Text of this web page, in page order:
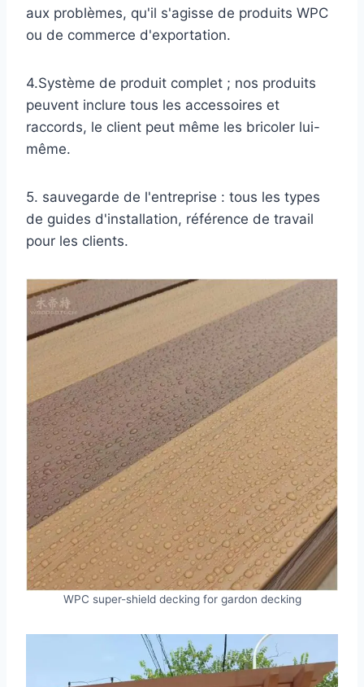
aux problèmes, qu'il s'agisse de produits WPC
ou de commerce d'exportation.
4.Système de produit complet ; nos produits
peuvent inclure tous les accessoires et
raccords, le client peut même les bricoler lui-
même.
5. sauvegarde de l'entreprise : tous les types
de guides d'installation, référence de travail
pour les clients.
WPC super-shield decking for gardon decking